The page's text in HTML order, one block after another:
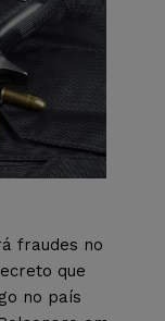
fraudes no
que
no país